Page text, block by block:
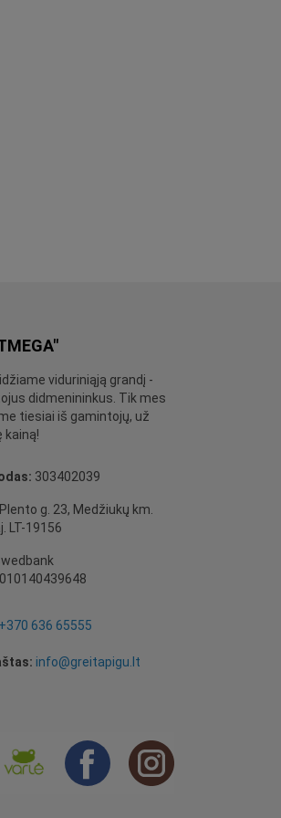
viduriniąją grandį -
didmenininkus. Tik mes
tiesiai iš gamintojų, už
kainą!
303402039
Plento g. 23, Medžiukų km.
LT-19156
+370 636 65555
info@greitapigu.lt